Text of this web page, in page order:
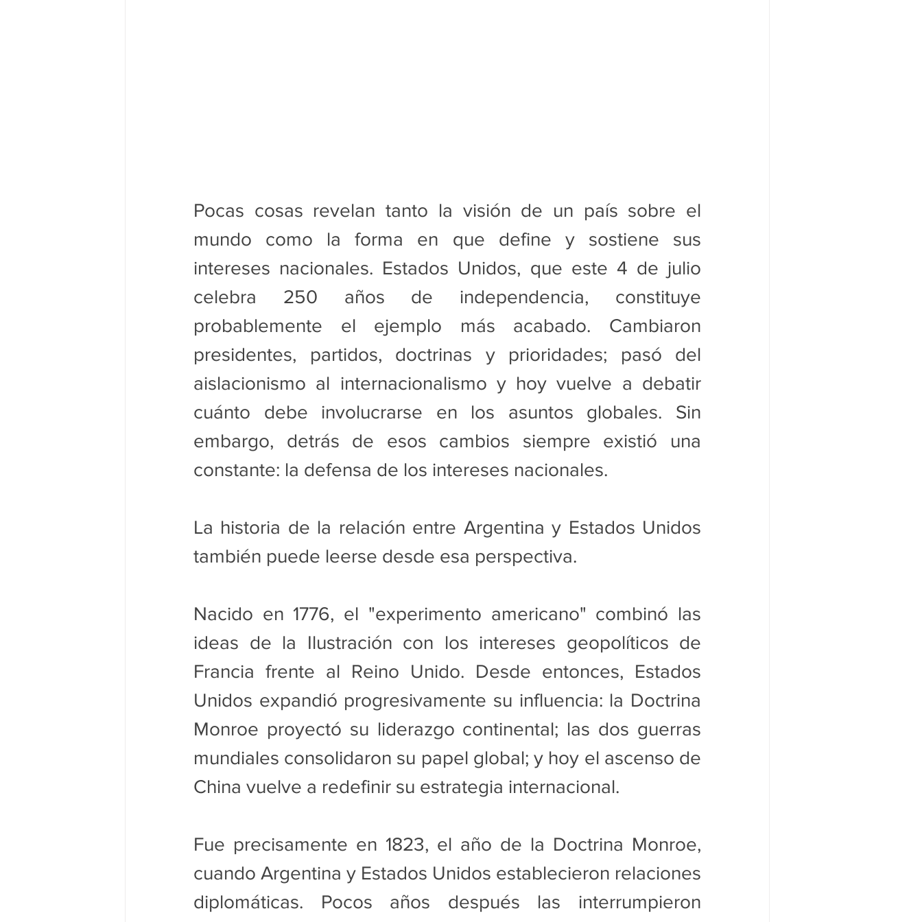
Pocas cosas revelan tanto la visión de un país sobre el
mundo como la forma en que define y sostiene sus
intereses nacionales. Estados Unidos, que este 4 de julio
celebra 250 años de independencia, constituye
probablemente el ejemplo más acabado. Cambiaron
presidentes, partidos, doctrinas y prioridades; pasó del
aislacionismo al internacionalismo y hoy vuelve a debatir
cuánto debe involucrarse en los asuntos globales. Sin
embargo, detrás de esos cambios siempre existió una
constante: la defensa de los intereses nacionales.
La historia de la relación entre Argentina y Estados Unidos
también puede leerse desde esa perspectiva.
Nacido en 1776, el "experimento americano" combinó las
ideas de la Ilustración con los intereses geopolíticos de
Francia frente al Reino Unido. Desde entonces, Estados
Unidos expandió progresivamente su influencia: la Doctrina
Monroe proyectó su liderazgo continental; las dos guerras
mundiales consolidaron su papel global; y hoy el ascenso de
China vuelve a redefinir su estrategia internacional.
Fue precisamente en 1823, el año de la Doctrina Monroe,
cuando Argentina y Estados Unidos establecieron relaciones
diplomáticas. Pocos años después las interrumpieron